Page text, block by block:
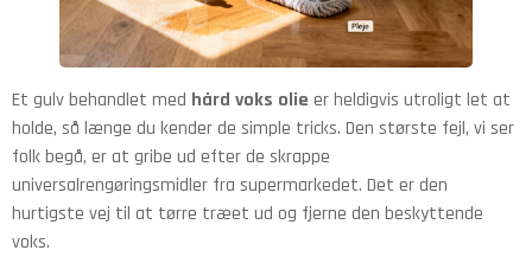
Et gulv behandlet med hård voks olie er heldigvis utroligt let at
holde, så længe du kender de simple tricks. Den største fejl, vi ser
folk begå, er at gribe ud efter de skrappe
universalrengøringsmidler fra supermarkedet. Det er den
hurtigste vej til at tørre træet ud og fjerne den beskyttende
voks.